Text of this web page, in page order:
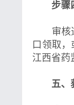
步骤四
审核通
口领取
江西省药
五、获